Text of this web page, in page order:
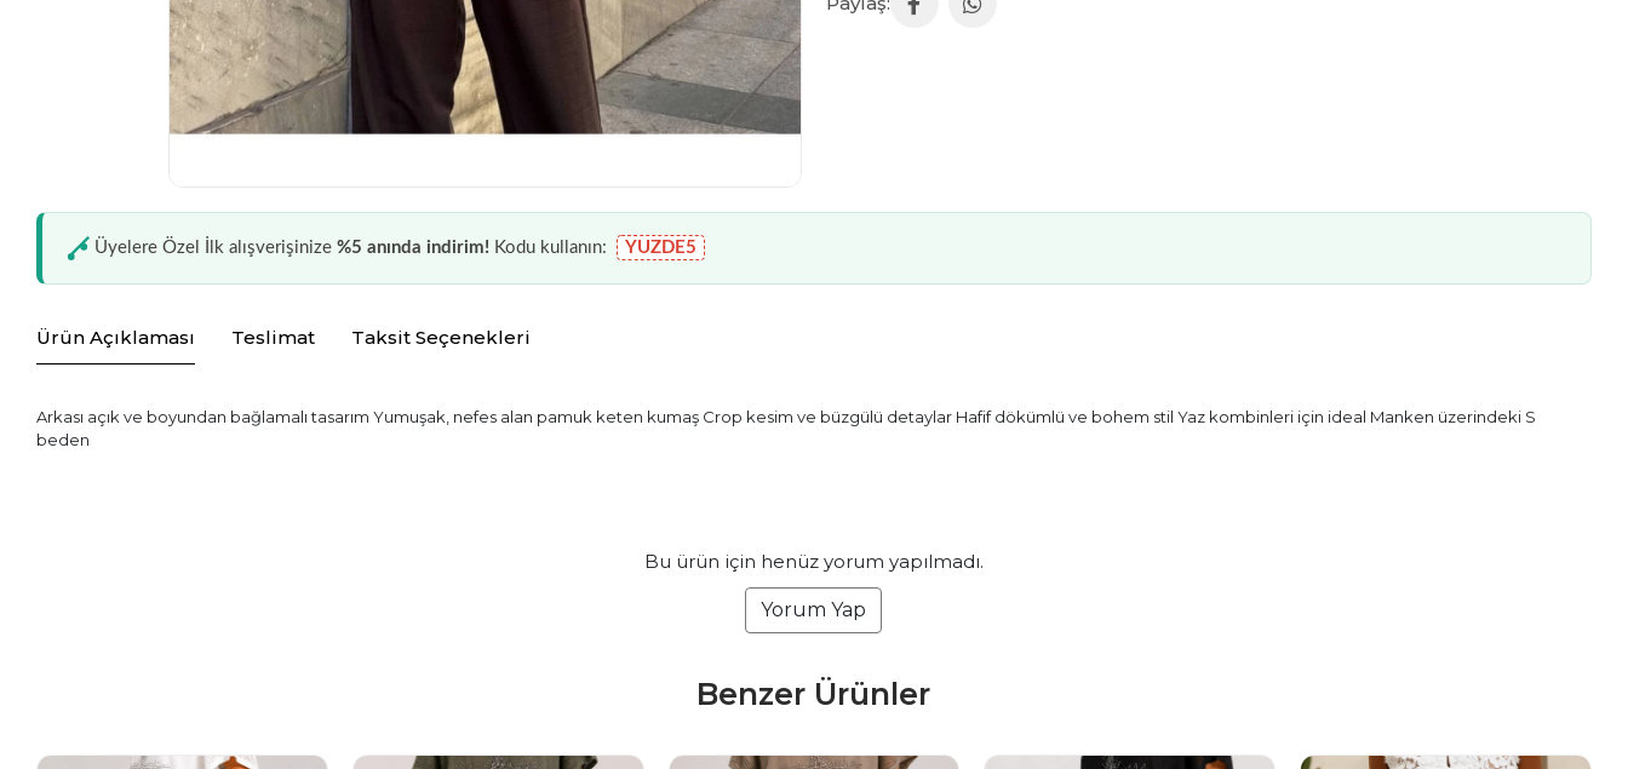
Üyelere Özel İlk alışverişinize%5 anında indirim! Kodu kullanın: YUZDE5
Ürün Açıklaması Teslimat Taksit Seçenekleri
Arkası açık ve boyundan bağlamalı tasarım Yumuşak, nefes alan pamuk keten kumaş Crop kesim ve büzgülü detaylar Hafif dökümlü ve bohem stil Yaz kombinleri için ideal Manken üzerindeki S
beden
Bu ürün için henüz yorum yapılmadı.
Yorum Yap
Benzer Ürünler